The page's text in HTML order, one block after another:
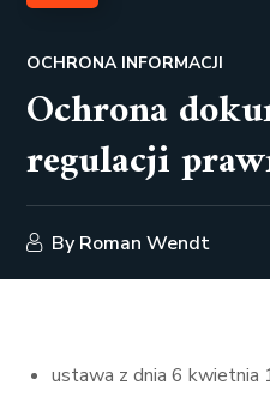
OCHRONA INFORMACJI
Ochrona
regulacji
By Roman Wendt
ustawa z dnia 6 kwietnia